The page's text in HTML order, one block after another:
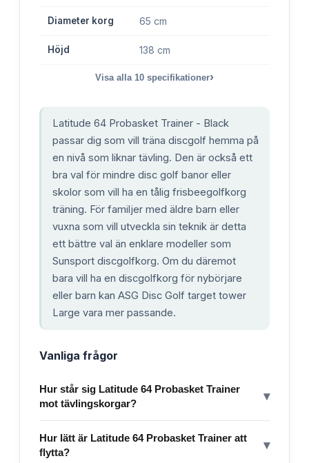
Diameter korg 65 cm
Höjd 138 cm
Visa alla 10 specifikationer›
Latitude 64 Probasket Trainer - Black
passar dig som vill träna discgolf hemma på
en nivå som liknar tävling. Den är också ett
bra val för mindre disc golf banor eller
skolor som vill ha en tålig frisbeegolfkorg
träning. För familjer med äldre barn eller
vuxna som vill utveckla sin teknik är detta
ett bättre val än enklare modeller som
Sunsport discgolfkorg. Om du däremot
bara vill ha en discgolfkorg för nybörjare
eller barn kan ASG Disc Golf target tower
Large vara mer passande.
Vanliga frågor
Hur står sig Latitude 64 Probasket Trainer
mot tävlingskorgar?
▾
Hur lätt är Latitude 64 Probasket Trainer att
flytta?
▾